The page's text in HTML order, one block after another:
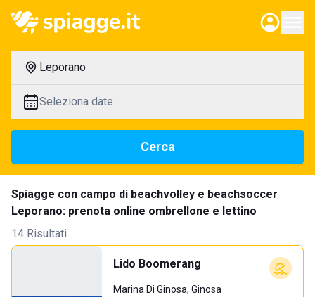
Leporano
Seleziona date
Cerca
Spiagge con campo di beachvolley e beachsoccer
Leporano: prenota online ombrellone e lettino
14 Risultati
Lido Boomerang
Marina Di Ginosa, Ginosa